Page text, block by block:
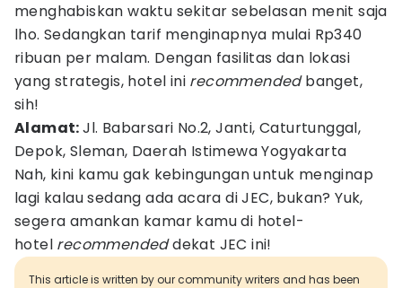
menghabiskan waktu sekitar sebelasan menit saja
lho. Sedangkan tarif menginapnya mulai Rp340
ribuan per malam. Dengan fasilitas dan lokasi
yang strategis, hotel ini recommendedbanget,
sih!
Alamat:Jl. Babarsari No.2, Janti, Caturtunggal,
Depok, Sleman, Daerah Istimewa Yogyakarta
Nah, kini kamu gak kebingungan untuk menginap
lagi kalau sedang ada acara di JEC, bukan? Yuk,
segera amankan kamar kamu di hotel-
hotel recommendeddekat JEC ini!
This article is written by our community writers and has been